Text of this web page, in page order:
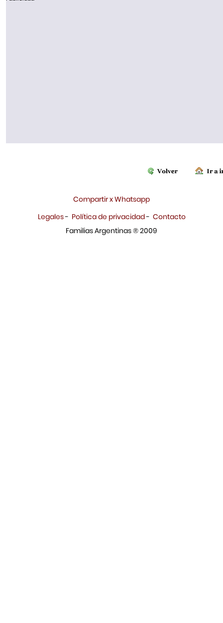
Compartir x Whatsapp
Legales- Política de privacidad- Contacto
Familias Argentinas ® 2009